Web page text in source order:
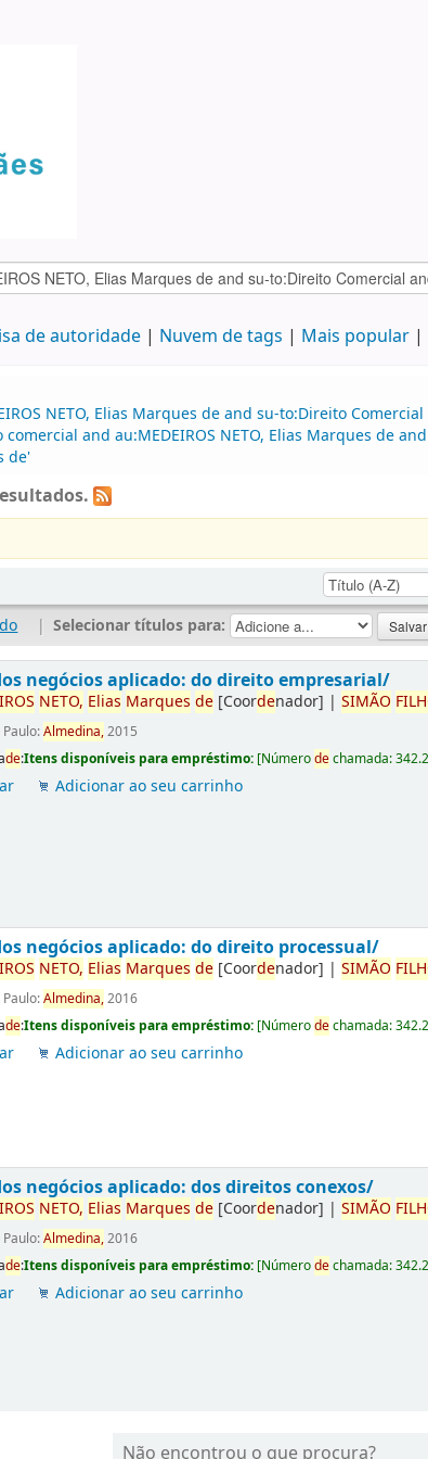
de autoridade Nuvem de tags Mais popular
NETO, Elias Marques de and su-to:Direito
and au:MEDEIROS NETO, Elias Marques de
de'
| Selecionar títulos para:
negócios aplicado: do direito empresarial/
IROS NETO, Elias Marques de [Coordenador] |SIMÃO
Paulo:Almedina,2015
de:Itens disponíveis para empréstimo: [Númerodechamada:
Adicionar ao seu carrinho
negócios aplicado: do direito processual/
IROS NETO, Elias Marques de [Coordenador] |SIMÃO
Paulo:Almedina,2016
de:Itens disponíveis para empréstimo: [Númerodechamada:
Adicionar ao seu carrinho
negócios aplicado: dos direitos conexos/
IROS NETO, Elias Marques de [Coordenador] |SIMÃO
Paulo:Almedina,2016
de:Itens disponíveis para empréstimo: [Númerodechamada:
Adicionar ao seu carrinho